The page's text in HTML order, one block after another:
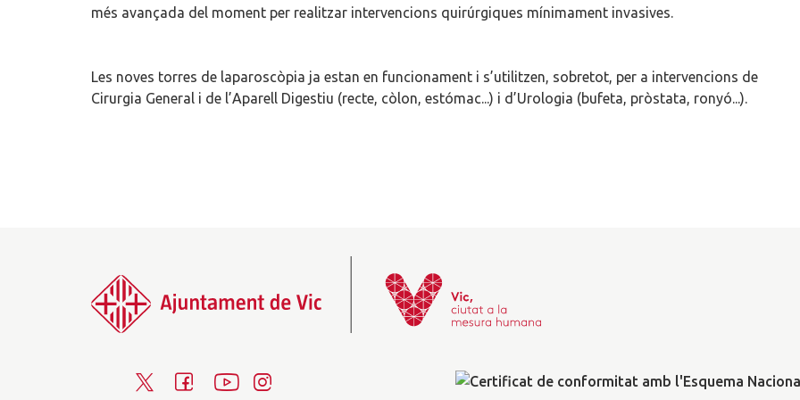
més avançada del moment per realitzar intervencions quirúrgiques mínimament invasives.
Les noves torres de laparoscòpia ja estan en funcionament i s’utilitzen, sobretot, per a intervencions de
Cirurgia General i de l’Aparell Digestiu (recte, còlon, estómac...) i d’Urologia (bufeta, pròstata, ronyó...).
Y